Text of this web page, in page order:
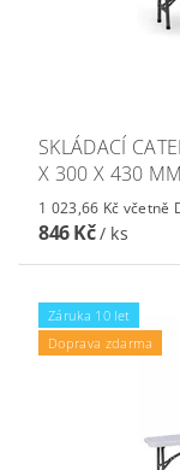
SKLÁDACÍ
X 300 X 430 MM
1 023,66 Kč
846 Kč/ ks
Záruka 10 let
Doprava zdarma